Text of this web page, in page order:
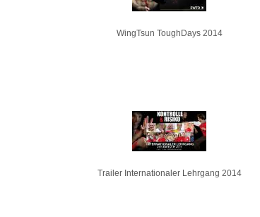
WingTsun ToughDays 2014
Trailer Internationaler Lehrgang 2014